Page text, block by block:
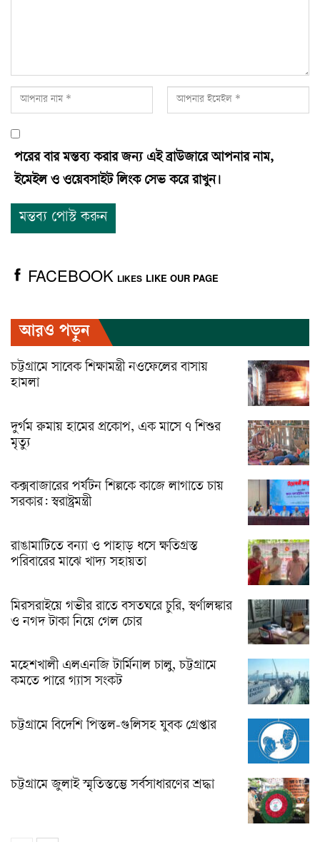
পরের বার মন্তব্য করার জন্য এই ব্রাউজারে আপনার নাম,
ইমেইল ও ওয়েবসাইট লিংক সেভ করে রাখুন।
FACEBOOK LIKES LIKE OUR PAGE
আরও পড়ুন
চট্টগ্রামে সাবেক শিক্ষামন্ত্রী নওফেলের বাসায়
হামলা
দুর্গম রুমায় হামের প্রকোপ, এক মাসে ৭ শিশুর
মৃত্যু
কক্সবাজারের পর্যটন শিল্পকে কাজে লাগাতে চায়
সরকার: স্বরাষ্ট্রমন্ত্রী
রাঙামাটিতে বন্যা ও পাহাড় ধসে ক্ষতিগ্রস্ত
পরিবারের মাঝে খাদ্য সহায়তা
মিরসরাইয়ে গভীর রাতে বসতঘরে চুরি, স্বর্ণালঙ্কার
ও নগদ টাকা নিয়ে গেল চোর
মহেশখালী এলএনজি টার্মিনাল চালু, চট্টগ্রামে
কমতে পারে গ্যাস সংকট
চট্টগ্রামে বিদেশি পিস্তল-গুলিসহ যুবক গ্রেপ্তার
চট্টগ্রামে জুলাই স্মৃতিস্তম্ভে সর্বসাধারণের শ্রদ্ধা